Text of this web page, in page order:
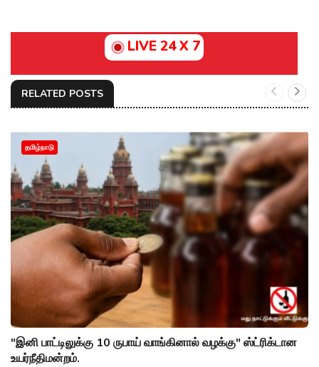
LIVE 24 X 7
RELATED POSTS
தமிழ்நாடு
"இனி பாட்டிலுக்கு 10 ருபாய் வாங்கினால் வழக்கு" ஸ்ட்ரிக்டான
உயர்நீதிமன்றம்.